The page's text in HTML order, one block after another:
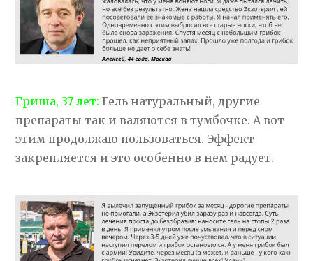
Гриша, 37 лет:Гель натуральный, другие
препараты так и валяются в тумбочке. А вот
этим продолжаю пользоваться. Эффект
закрепляется и это особенно в нем радует.